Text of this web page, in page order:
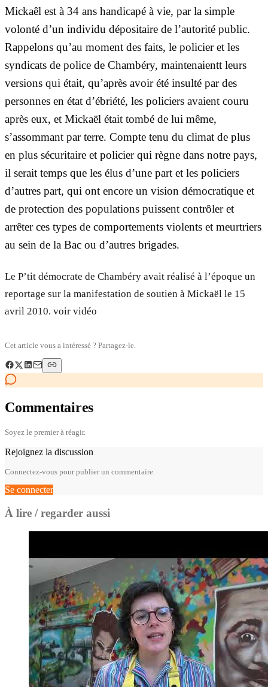
Mickaêl est à 34 ans handicapé à vie, par la simple
volonté d’un individu dépositaire de l’autorité public.
Rappelons qu’au moment des faits, le policier et les
syndicats de police de Chambéry, maintenaientt leurs
versions qui était, qu’après avoir été insulté par des
personnes en état d’ébriété, les policiers avaient couru
après eux, et Mickaël était tombé de lui même,
s’assommant par terre. Compte tenu du climat de plus
en plus sécuritaire et policier qui règne dans notre pays,
il serait temps que les élus d’une part et les policiers
d’autres part, qui ont encore un vision démocratique et
de protection des populations puissent contrôler et
arrêter ces types de comportements violents et meurtriers
au sein de la Bac ou d’autres brigades.
Le P’tit démocrate de Chambéry avait réalisé à l’époque un
reportage sur la manifestation de soutien à Mickaël le 15
avril 2010. voir vidéo
Cet article vous a intéressé ? Partagez-le.
Commentaires
Soyez le premier à réagir.
Rejoignez la discussion
Connectez-vous pour publier un commentaire.
Se connecter
À lire / regarder aussi